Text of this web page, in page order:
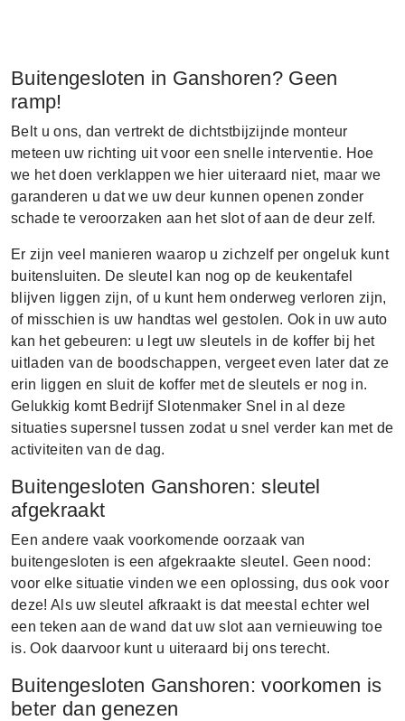
Buitengesloten in Ganshoren? Geen
ramp!
Belt u ons, dan vertrekt de dichtstbijzijnde monteur
meteen uw richting uit voor een snelle interventie. Hoe
we het doen verklappen we hier uiteraard niet, maar we
garanderen u dat we uw deur kunnen openen zonder
schade te veroorzaken aan het slot of aan de deur zelf.
Er zijn veel manieren waarop u zichzelf per ongeluk kunt
buitensluiten. De sleutel kan nog op de keukentafel
blijven liggen zijn, of u kunt hem onderweg verloren zijn,
of misschien is uw handtas wel gestolen. Ook in uw auto
kan het gebeuren: u legt uw sleutels in de koffer bij het
uitladen van de boodschappen, vergeet even later dat ze
erin liggen en sluit de koffer met de sleutels er nog in.
Gelukkig komt Bedrijf Slotenmaker Snel in al deze
situaties supersnel tussen zodat u snel verder kan met de
activiteiten van de dag.
Buitengesloten Ganshoren: sleutel
afgekraakt
Een andere vaak voorkomende oorzaak van
buitengesloten is een afgekraakte sleutel. Geen nood:
voor elke situatie vinden we een oplossing, dus ook voor
deze! Als uw sleutel afkraakt is dat meestal echter wel
een teken aan de wand dat uw slot aan vernieuwing toe
is. Ook daarvoor kunt u uiteraard bij ons terecht.
Buitengesloten Ganshoren: voorkomen is
beter dan genezen